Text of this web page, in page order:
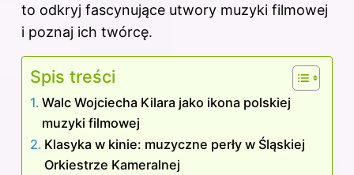
to odkryj fascynujące utwory muzyki filmowej
i poznaj ich twórcę.
Spis treści
Walc Wojciecha Kilara jako ikona polskiej
muzyki filmowej
Klasyka w kinie: muzyczne perły w Śląskiej
Orkiestrze Kameralnej